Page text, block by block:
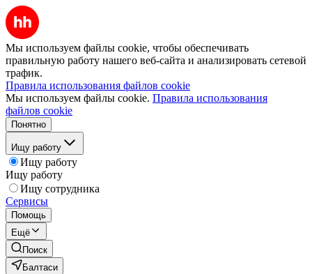
Мы используем файлы cookie, чтобы обеспечивать
правильную работу нашего веб-сайта и анализировать сетевой
трафик.
Правила использования файлов cookie
Мы используем файлы cookie. Правила использования
файлов cookie
Понятно
Ищу работу
Ищу работу
Ищу работу
Ищу сотрудника
Сервисы
Помощь
Ещё
Поиск
Балтаси